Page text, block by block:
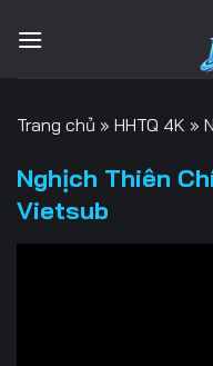
qua
Trang chủ » HHTQ 4K »
Nghịch Thiên
Vietsub